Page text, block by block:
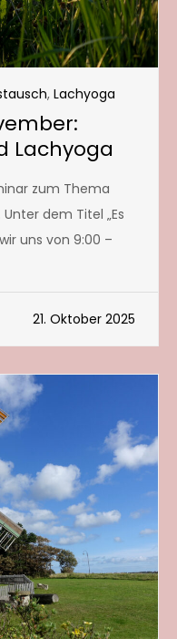
, Lachyoga
Lachyoga
zum Thema
dem Titel „Es
uns von 9:00 –
21. Oktober 2025